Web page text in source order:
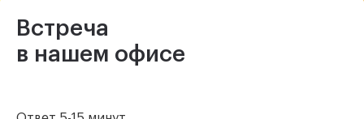
Встреча
в нашем офисе